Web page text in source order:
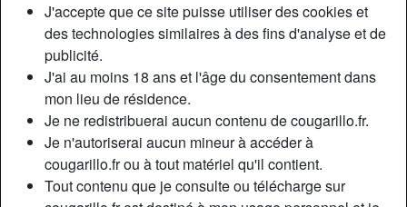
J'accepte que ce site puisse utiliser des cookies et
des technologies similaires à des fins d'analyse et de
publicité.
J'ai au moins 18 ans et l'âge du consentement dans
mon lieu de résidence.
Je ne redistribuerai aucun contenu de cougarillo.fr.
Je n'autoriserai aucun mineur à accéder à
cougarillo.fr ou à tout matériel qu'il contient.
Tout contenu que je consulte ou télécharge sur
Nickname:
Checkitout
Âge:
30